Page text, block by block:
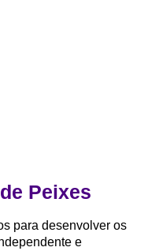
Peixes
para desenvolver os
e